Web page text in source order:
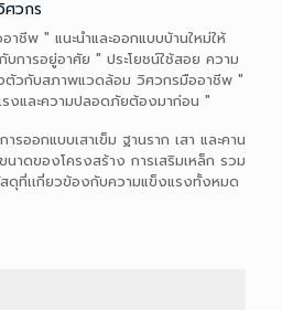
าชีพ " แนะนำและออกแบบบ้านใหม่ให้
การอยู่อาศัย " ประโยชน์ใช้สอย ความ
ตัวกับสภาพแวดล้อม วิศวกรมืออาชีพ "
งและความปลอดภัยต้องมาก่อน "
นาดของโครงสร้าง การเสริมเหล็ก รวม
ดุที่เเกี่ยวข้องกับความแข็งแรงทั้งหมด
วกร
าชีพ " แนะนำและออกแบบบ้านใหม่ให้
การอยู่อาศัย " ประโยชน์ใช้สอย ความ
ตัวกับสภาพแวดล้อม วิศวกรมืออาชีพ "
งและความปลอดภัยต้องมาก่อน "
ารออกแบบเสาเข็ม ฐานราก เสา และคาน
นาดของโครงสร้าง การเสริมเหล็ก รวม
ดุที่เเกี่ยวข้องกับความแข็งแรงทั้งหมด